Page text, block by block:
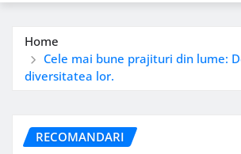
Home
Cele mai bune prajituri din lume:
diversitatea lor.
RECOMANDARI